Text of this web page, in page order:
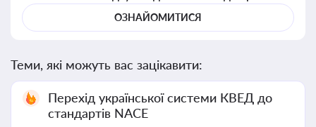
ОЗНАЙОМИТИСЯ
Теми, які можуть вас зацікавити:
Перехід української системи КВЕД до
стандартів NACE